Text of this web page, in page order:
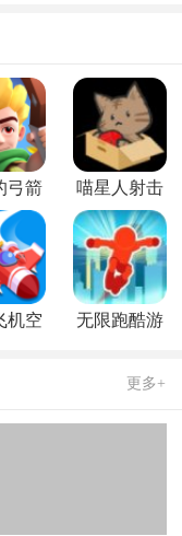
弓箭
喵星人射击
机空
无限跑酷游
更多+